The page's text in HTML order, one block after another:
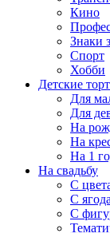
Кино
Знаки
Спорт
Хобби
Детские
Для
Для
На
На
На 1
На свадьбу
С
С
С